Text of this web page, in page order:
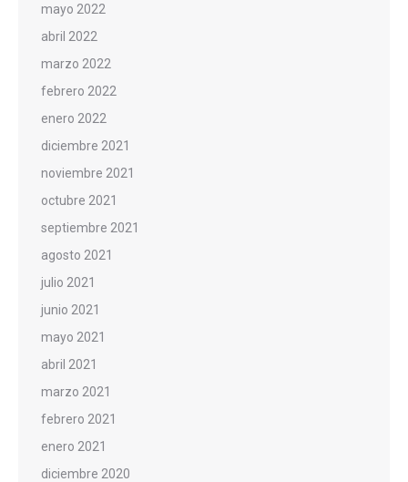
mayo 2022
abril 2022
marzo 2022
febrero 2022
enero 2022
diciembre 2021
noviembre 2021
octubre 2021
septiembre 2021
agosto 2021
julio 2021
junio 2021
mayo 2021
abril 2021
marzo 2021
febrero 2021
enero 2021
diciembre 2020